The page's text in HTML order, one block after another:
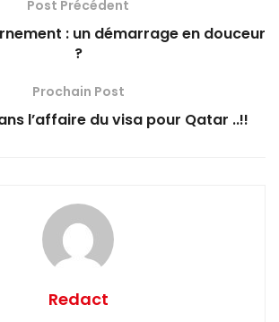
Post Précédent
: un démarrage en douceur
?
Prochain Post
l’affaire du visa pour Qatar ..!!
Redact